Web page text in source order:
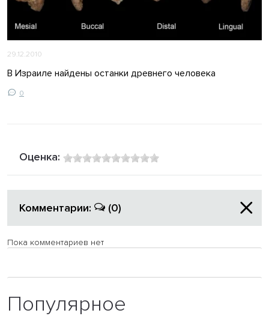
29.12.2010
В Израиле найдены останки древнего человека
0
Оценка:
Комментарии: (0)
Пока комментариев нет
Популярное